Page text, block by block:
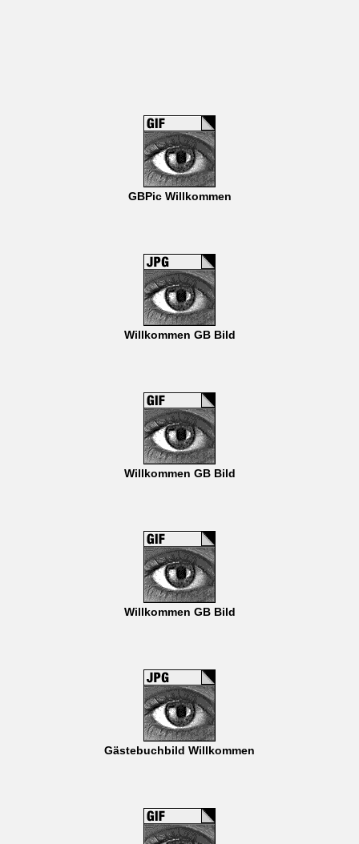
GBPic Willkommen
Willkommen GB Bild
Willkommen GB Bild
Willkommen GB Bild
Gästebuchbild Willkommen